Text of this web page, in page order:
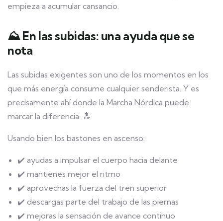
empieza a acumular cansancio.
⛰️ En las subidas: una ayuda que se
nota
Las subidas exigentes son uno de los momentos en los
que más energía consume cualquier senderista. Y es
precisamente ahí donde la Marcha Nórdica puede
marcar la diferencia. 🔝
Usando bien los bastones en ascenso:
✔️ ayudas a impulsar el cuerpo hacia delante
✔️ mantienes mejor el ritmo
✔️ aprovechas la fuerza del tren superior
✔️ descargas parte del trabajo de las piernas
✔️ mejoras la sensación de avance continuo